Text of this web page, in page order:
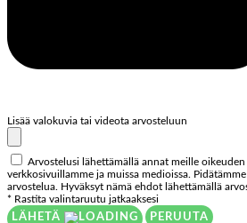
Lisää valokuvia tai videota arvosteluun
Arvostelusi lähettämällä annat meille oikeuden
verkkosivuillamme ja muissa medioissa.
arvostelua. Hyväksyt nämä ehdot lähettämällä
* Rastita valintaruutu jatkaaksesi
LÄHETÄ
PERUUTA